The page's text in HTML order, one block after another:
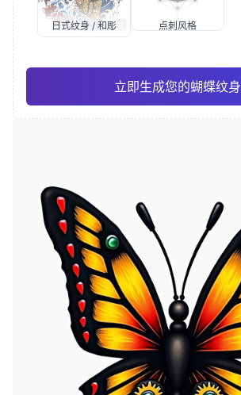
日式纹身 / 和彫 点刺风格
立即生成您的蝴蝶纹身